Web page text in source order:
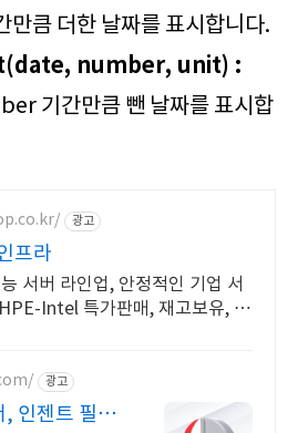
큼 더한 날짜를 표시합니다.
number, unit) :
기간만큼 뺀 날짜를 표시합
광고
프라
서버 라인업, 안정적인 기업 서
Intel 특가판매, 재고보유, 빠
광고
, 인젠트 필수